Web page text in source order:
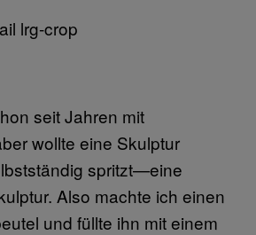
seit Jahren mit
wollte eine Skulptur
spritzt—eine
Also machte ich einen
und füllte ihn mit einem